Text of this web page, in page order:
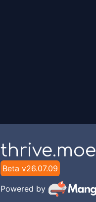
thrive.moe
Beta v26.07.09
Powered by